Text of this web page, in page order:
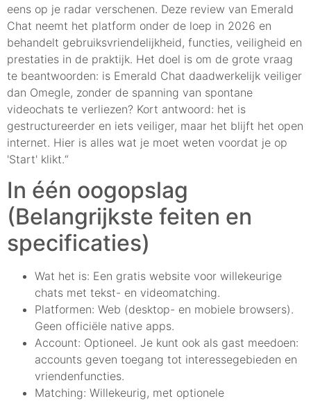
eens op je radar verschenen. Deze review van Emerald
Chat neemt het platform onder de loep in 2026 en
behandelt gebruiksvriendelijkheid, functies, veiligheid en
prestaties in de praktijk. Het doel is om de grote vraag
te beantwoorden: is Emerald Chat daadwerkelijk veiliger
dan Omegle, zonder de spanning van spontane
videochats te verliezen? Kort antwoord: het is
gestructureerder en iets veiliger, maar het blijft het open
internet. Hier is alles wat je moet weten voordat je op
'Start' klikt.“
In één oogopslag
(Belangrijkste feiten en
specificaties)
Wat het is: Een gratis website voor willekeurige
chats met tekst- en videomatching.
Platformen: Web (desktop- en mobiele browsers).
Geen officiële native apps.
Account: Optioneel. Je kunt ook als gast meedoen:
accounts geven toegang tot interessegebieden en
vriendenfuncties.
Matching: Willekeurig, met optionele